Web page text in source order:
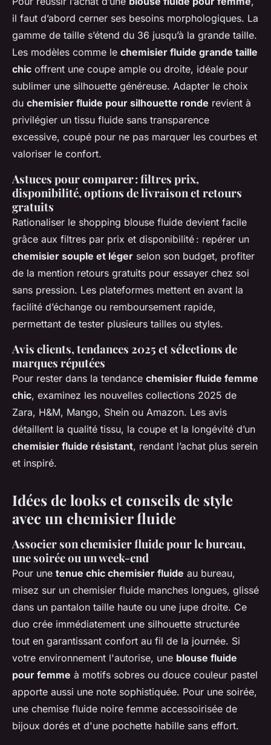
il faut d’abord cerner ses besoins morphologiques. La
gamme de taille s’étend du 36 jusqu’à la grande taille.
Les modèles comme le chemisier fluide grande taille
chic offrent une coupe ample ou droite, idéale pour
sublimer une silhouette généreuse. Adapter le choix
du chemisier fluide pour silhouette ronde revient à
privilégier un tissu fluide sans transparence
excessive, coupé pour ne pas marquer les courbes et
valoriser le confort.
Astuces pour comparer : filtres prix,
disponibilité, options de livraison et retours
gratuits
Rationaliser le shopping blouse fluide devient facile
grâce aux filtres par prix et disponibilité : repérer un
chemisier souple et léger selon son budget, profiter
de la mention retours gratuits pour essayer chez soi
sans pression. Les plateformes mettent en avant la
facilité d’échange ou remboursement rapide,
permettant de tester plusieurs tailles ou styles.
Avis clients, tendances 2025 et sélections de
marques réputées
Pour rester dans la tendance chemisier fluide femme
chic, examinez les nouvelles collections 2025 de
Zara, H&M, Mango, Shein ou Amazon. Les avis
détaillent la qualité tissu, la coupe et la longévité d’un
chemisier fluide résistant, rendant l’achat plus serein
et inspiré.
Idées de looks et conseils de style
avec un chemisier fluide
Associer son chemisier fluide pour le bureau,
une soirée ou un week-end
Pour une tenue chic chemisier fluide au bureau,
misez sur un chemisier fluide manches longues, glissé
dans un pantalon taille haute ou une jupe droite. Ce
duo crée immédiatement une silhouette structurée
tout en garantissant confort au fil de la journée. Si
votre environnement l'autorise, une blouse fluide
pour femme à motifs sobres ou douce couleur pastel
apporte aussi une note sophistiquée. Pour une soirée,
une chemise fluide noire femme accessoirisée de
bijoux dorés et d'une pochette habille sans effort.